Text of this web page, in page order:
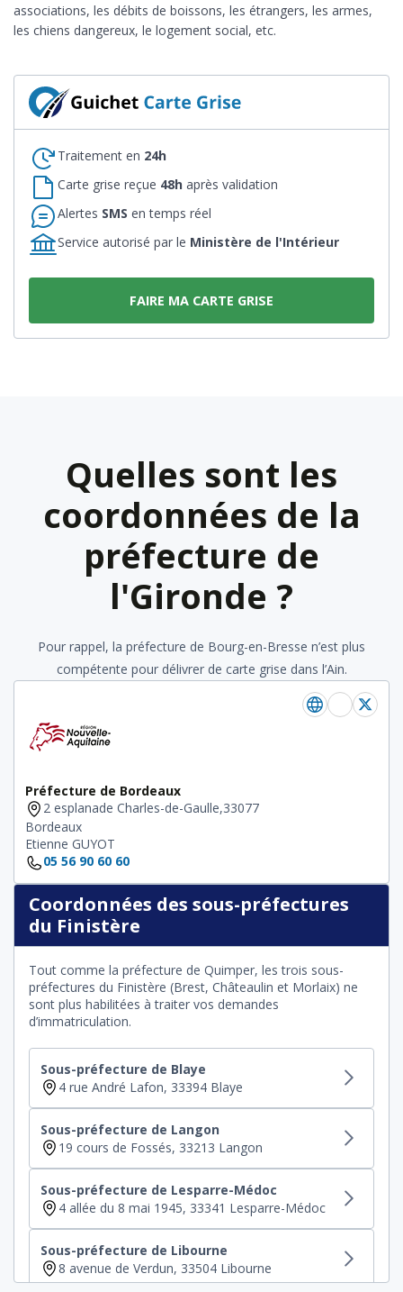
associations, les débits de boissons, les étrangers, les armes,
les chiens dangereux, le logement social, etc.
Traitement en 24h
Carte grise reçue 48h après validation
Alertes SMS en temps réel
Service autorisé par le Ministère de l'Intérieur
FAIRE MA CARTE GRISE
Quelles sont les
coordonnées de la
préfecture de
l'Gironde ?
Pour rappel, la préfecture de Bourg-en-Bresse n’est plus
compétente pour délivrer de carte grise dans l’Ain.
Préfecture de Bordeaux
2 esplanade Charles-de-Gaulle,33077
Bordeaux
Etienne GUYOT
05 56 90 60 60
Coordonnées des sous-préfectures
du Finistère
Tout comme la préfecture de Quimper, les trois sous-
préfectures du Finistère (Brest, Châteaulin et Morlaix) ne
sont plus habilitées à traiter vos demandes
d’immatriculation.
Sous-préfecture de Blaye
4 rue André Lafon, 33394 Blaye
Sous-préfecture de Langon
19 cours de Fossés, 33213 Langon
Sous-préfecture de Lesparre-Médoc
4 allée du 8 mai 1945, 33341 Lesparre-Médoc
Sous-préfecture de Libourne
8 avenue de Verdun, 33504 Libourne